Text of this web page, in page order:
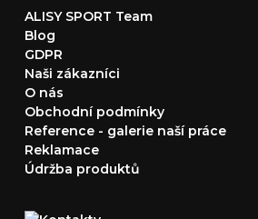
ALISY SPORT Team
Blog
GDPR
Naši zákazníci
O nás
Obchodní podmínky
Reference - galerie naší práce
Reklamace
Údržba produktů